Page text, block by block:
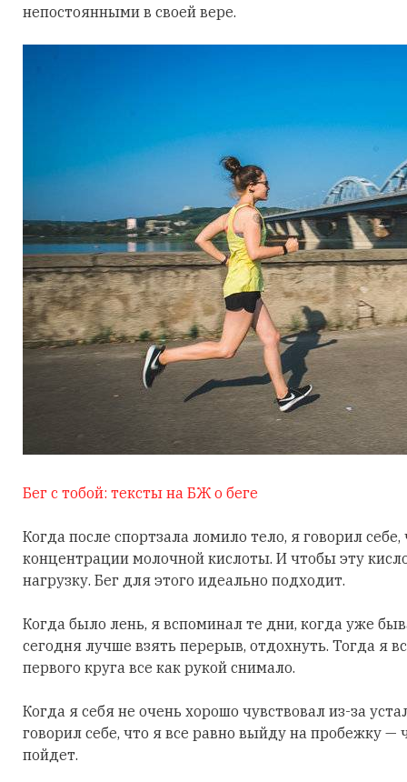
непостоянными в своей вере.
Бег с тобой: тексты на БЖ о беге
Когда после спортзала ломило тело, я говорил
концентрации молочной кислоты. И чтобы эту
нагрузку. Бег для этого идеально подходит.
Когда было лень, я вспоминал те дни, когда уже
сегодня лучше взять перерыв, отдохнуть. Тогда я
первого круга все как рукой снимало.
Когда я себя не очень хорошо чувствовал из-за
говорил себе, что я все равно выйду на пробежку —
пойдет.